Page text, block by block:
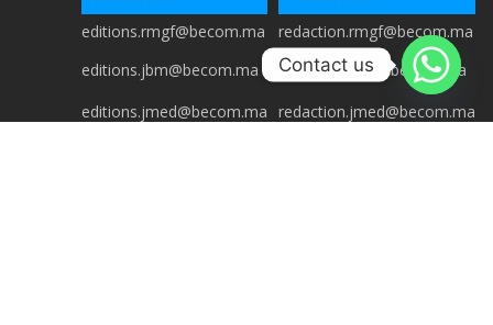
editions.rmgf@becom.ma
editions.jbm@becom.ma
editions.jmed@becom.ma
redaction.rmgf@becom.ma
redaction.jbm@becom.ma
redaction.jmed@becom.ma
Contact us